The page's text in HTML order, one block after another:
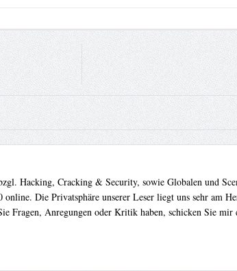
Hacking, Cracking & Security, sowie Globalen und
Die Privatsphäre unserer Leser liegt uns sehr am
Fragen, Anregungen oder Kritik haben, schicken Sie